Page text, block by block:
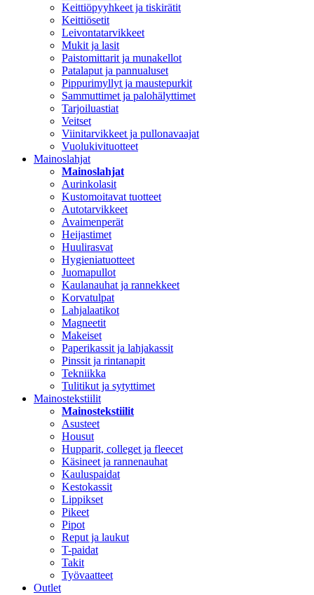
Keittiöpyyhkeet ja tiskirätit
Keittiösetit
Leivontatarvikkeet
Mukit ja lasit
Paistomittarit ja munakellot
Patalaput ja pannualuset
Pippurimyllyt ja maustepurkit
Sammuttimet ja palohälyttimet
Tarjoiluastiat
Veitset
Viinitarvikkeet ja pullonavaajat
Vuolukivituotteet
Mainoslahjat
Mainoslahjat
Aurinkolasit
Kustomoitavat tuotteet
Autotarvikkeet
Avaimenperät
Heijastimet
Huulirasvat
Hygieniatuotteet
Juomapullot
Kaulanauhat ja rannekkeet
Korvatulpat
Lahjalaatikot
Magneetit
Makeiset
Paperikassit ja lahjakassit
Pinssit ja rintanapit
Tekniikka
Tulitikut ja sytyttimet
Mainostekstiilit
Mainostekstiilit
Asusteet
Housut
Hupparit, colleget ja fleecet
Käsineet ja rannenauhat
Kauluspaidat
Kestokassit
Lippikset
Pikeet
Pipot
Reput ja laukut
T-paidat
Takit
Työvaatteet
Outlet